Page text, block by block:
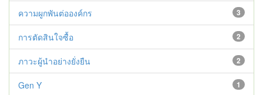
3
ความผูกพันต่อองค์กร
2
การตัดสินใจซื้อ
2
ภาวะผู้นำอย่างยั่งยืน
1
Gen Y